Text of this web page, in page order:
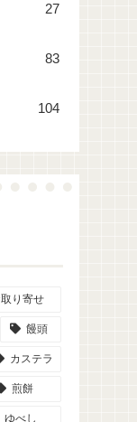
27
83
104
り寄せ
饅頭
カステラ
煎餅
ゆべし